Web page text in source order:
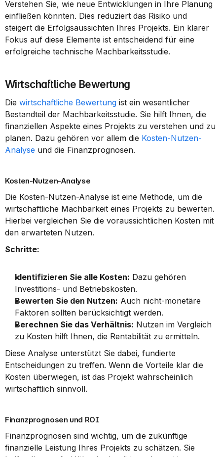
Verstehen Sie, wie neue Entwicklungen in Ihre Planung
einfließen könnten. Dies reduziert das Risiko und
steigert die Erfolgsaussichten Ihres Projekts. Ein klarer
Fokus auf diese Elemente ist entscheidend für eine
erfolgreiche technische Machbarkeitsstudie.
Wirtschaftliche Bewertung
Die wirtschaftliche Bewertung ist ein wesentlicher
Bestandteil der Machbarkeitsstudie. Sie hilft Ihnen, die
finanziellen Aspekte eines Projekts zu verstehen und zu
planen. Dazu gehören vor allem die Kosten-Nutzen-
Analyse und die Finanzprognosen.
Kosten-Nutzen-Analyse
Die Kosten-Nutzen-Analyse ist eine Methode, um die
wirtschaftliche Machbarkeit eines Projekts zu bewerten.
Hierbei vergleichen Sie die voraussichtlichen Kosten mit
den erwarteten Nutzen.
Schritte:
Identifizieren Sie alle Kosten: Dazu gehören
Investitions- und Betriebskosten.
Bewerten Sie den Nutzen: Auch nicht-monetäre
Faktoren sollten berücksichtigt werden.
Berechnen Sie das Verhältnis: Nutzen im Vergleich
zu Kosten hilft Ihnen, die Rentabilität zu ermitteln.
Diese Analyse unterstützt Sie dabei, fundierte
Entscheidungen zu treffen. Wenn die Vorteile klar die
Kosten überwiegen, ist das Projekt wahrscheinlich
wirtschaftlich sinnvoll.
Finanzprognosen und ROI
Finanzprognosen sind wichtig, um die zukünftige
finanzielle Leistung Ihres Projekts zu schätzen. Sie